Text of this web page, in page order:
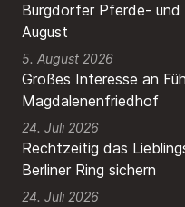
Burgdorfer Pferde-
August
Großes Interesse an
Magdalenenfriedhof
5. August 2026
Rechtzeitig das
Berliner Ring sichern
24. Juli 2026
24. Juli 2026